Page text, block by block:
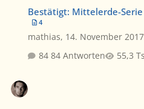
Bestätigt: Mittelerde-
4
mathias, 14. November 2017
84 Antworten